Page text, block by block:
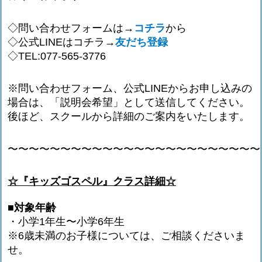
◇問い合わせフォームは→ コチラから
◇公式LINEはコチラ→友だち登録
◇TEL:077-565-3776
※問い合わせフォーム、公式LINEからお申し込みの
場合は、「説明会希望」として送信してください。
後ほど、スクールから詳細のご案内をいたします。
〜〜〜〜〜〜〜〜〜〜〜〜〜〜〜〜〜〜〜〜〜〜〜〜
☆『キッズゴスペル』クラス詳細☆
■対象年齢
・小学1年生〜小学6年生
※6歳未満のお子様については、ご相談くださいま
せ。